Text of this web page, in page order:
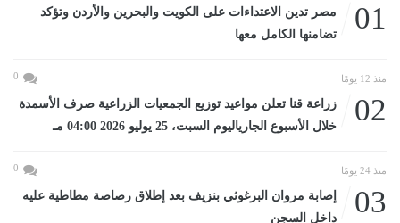
01
مصر تدين الاعتداءات على الكويت والبحرين والأردن وتؤكد
تضامنها الكامل معها
منذ 12 يومًا 0
02
زراعة قنا تعلن مواعيد توزيع الجمعيات الزراعية صرف الأسمدة
خلال الأسبوع الجارياليوم السبت، 25 يوليو 2026 04:00 مـ
منذ 24 يومًا 0
03
إصابة مروان البرغوثي بنزيف بعد إطلاق رصاصة مطاطية عليه
داخل السجن